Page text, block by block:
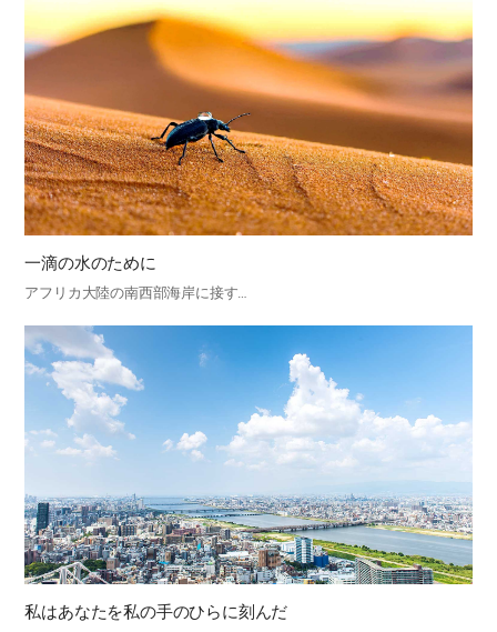
一滴の水のために
アフリカ大陸の南西部海岸に接す…
私はあなたを私の手のひらに刻んだ